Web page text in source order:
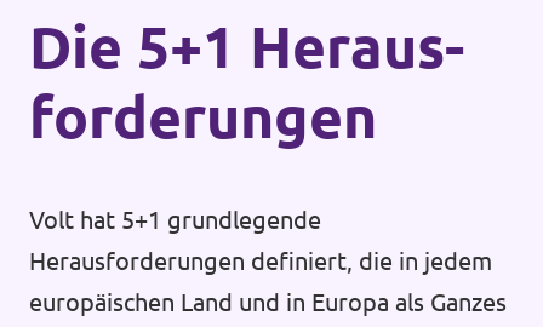
Die 5+1 Heraus­
forderungen
Volt hat 5+1 grundlegende
Herausforderungen definiert, die in jedem
europäischen Land und in Europa als Ganzes